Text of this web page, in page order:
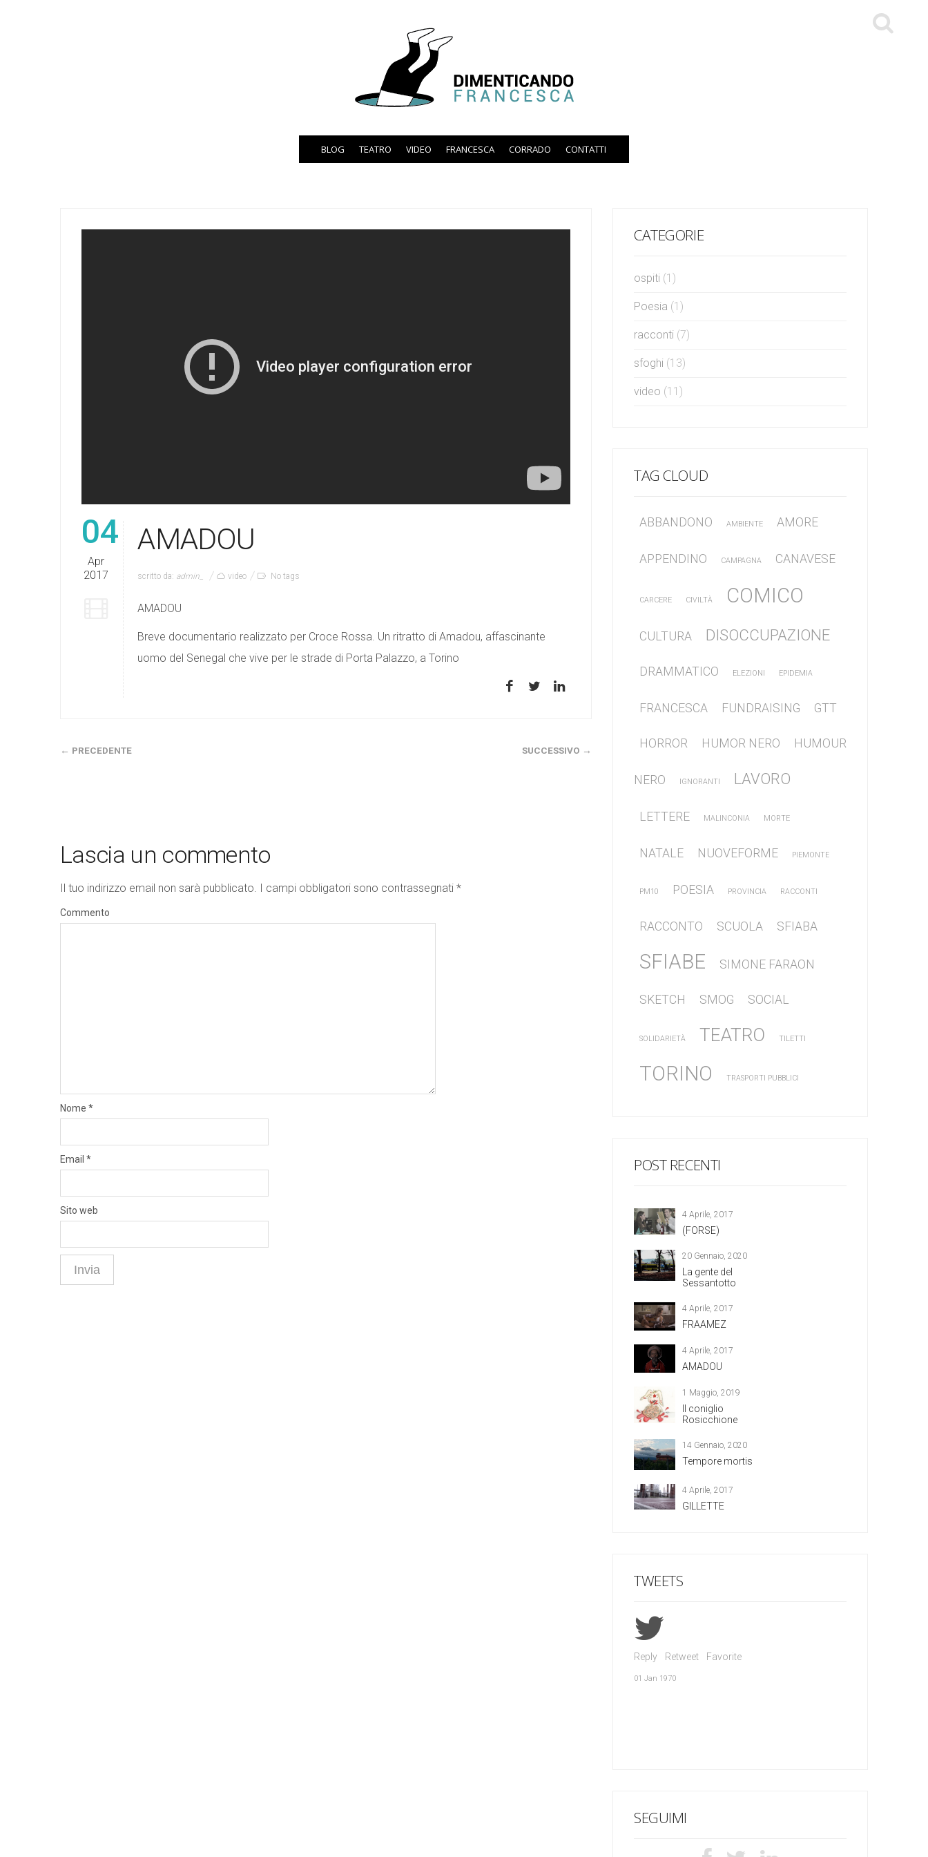
BLOG TEATRO VIDEO FRANCESCA CORRADO CONTATTI
04
Apr
2017
AMADOU
scritto da: admin_ video No tags
AMADOU
Breve documentario realizzato per Croce Rossa. Un ritratto di Amadou, affascinante
uomo del Senegal che vive per le strade di Porta Palazzo, a Torino
← PRECEDENTE SUCCESSIVO →
Lascia un commento
Il tuo indirizzo email non sarà pubblicato. I campi obbligatori sono contrassegnati *
Commento
Nome *
Email *
Sito web
CATEGORIE
ospiti (1)
Poesia (1)
racconti (7)
sfoghi (13)
video (11)
TAG CLOUD
ABBANDONO AMBIENTE AMORE
APPENDINO CAMPAGNA CANAVESE
CARCERE CIVILTÀ COMICO
CULTURA DISOCCUPAZIONE
DRAMMATICO ELEZIONI EPIDEMIA
FRANCESCA FUNDRAISING GTT
HORROR HUMOR NERO HUMOUR
NERO IGNORANTI LAVORO
LETTERE MALINCONIA MORTE
NATALE NUOVEFORME PIEMONTE
PM10 POESIA PROVINCIA RACCONTI
RACCONTO SCUOLA SFIABA
SFIABE SIMONE FARAON
SKETCH SMOG SOCIAL
SOLIDARIETÀ TEATRO TILETTI
TORINO TRASPORTI PUBBLICI
POST RECENTI
4 Aprile, 2017
(FORSE)
20 Gennaio, 2020
La gente del
Sessantotto
4 Aprile, 2017
FRAAMEZ
4 Aprile, 2017
AMADOU
1 Maggio, 2019
Il coniglio
Rosicchione
14 Gennaio, 2020
Tempore mortis
4 Aprile, 2017
GILLETTE
TWEETS
Reply Retweet Favorite
01 Jan 1970
SEGUIMI